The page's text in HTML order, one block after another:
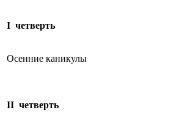
I четверть
Осенние каникулы
II четверть